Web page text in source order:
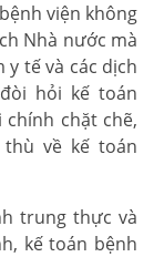
viện không
Nhà nước mà
tế và các dịch
hỏi kế toán
chặt chẽ,
về kế toán
trung thực và
kế toán bệnh